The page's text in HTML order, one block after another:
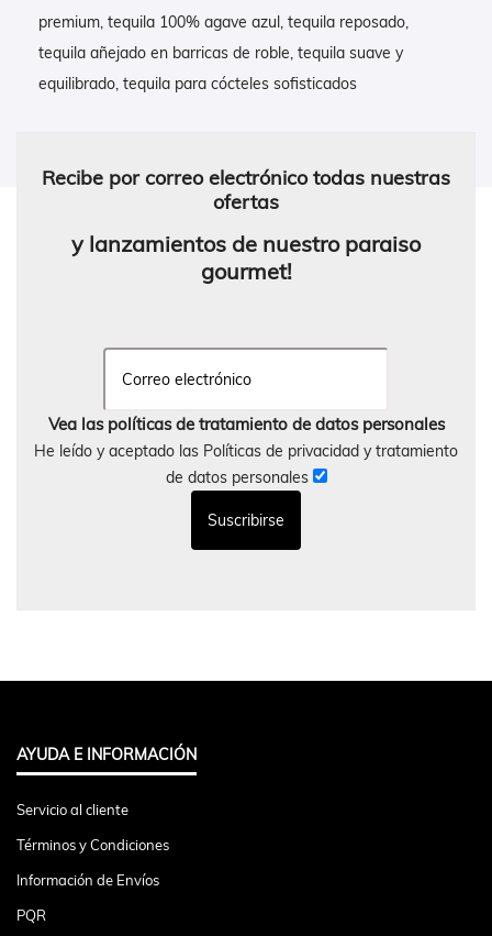
premium, tequila 100% agave azul, tequila reposado,
tequila añejado en barricas de roble, tequila suave y
equilibrado, tequila para cócteles sofisticados
Recibe por correo electrónico todas nuestras
ofertas
y lanzamientos de nuestro paraiso
gourmet!
Vea las políticas de tratamiento de datos personales
He leído y aceptado las Políticas de privacidad y tratamiento
de datos personales
AYUDA E INFORMACIÓN
Servicio al cliente
Términos y Condiciones
Información de Envíos
PQR